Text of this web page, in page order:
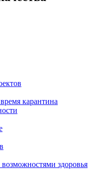
карантина
здоровья